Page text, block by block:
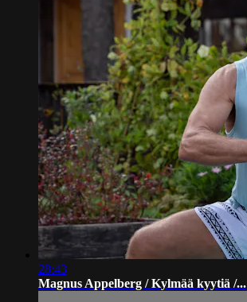
28:43
Magnus Appelberg / Kylmää kyytiä /...